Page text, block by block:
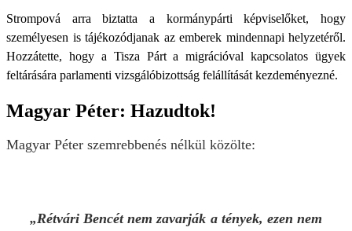
Strompová arra biztatta a kormánypárti képviselőket, hogy
személyesen is tájékozódjanak az emberek mindennapi helyzetéről.
Hozzátette, hogy a Tisza Párt a migrációval kapcsolatos ügyek
feltárására parlamenti vizsgálóbizottság felállítását kezdeményezné.
Magyar Péter: Hazudtok!
Magyar Péter szemrebbenés nélkül közölte:
„Rétvári Bencét nem zavarják a tények, ezen nem